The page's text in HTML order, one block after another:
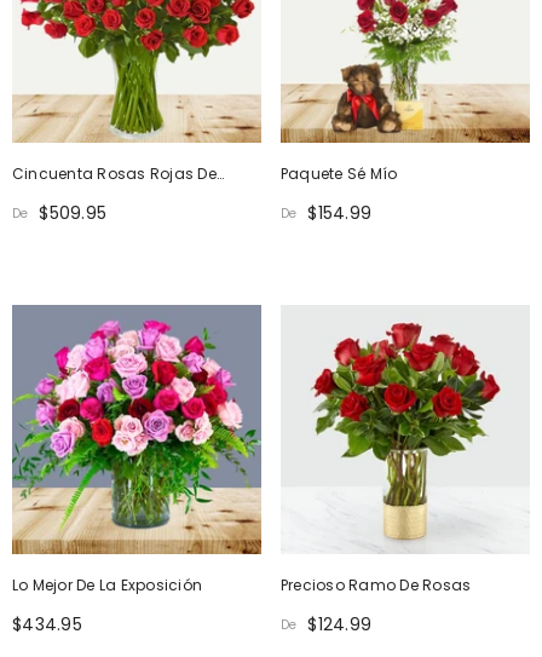
Cincuenta Rosas Rojas De
Romance De Tallo Largo
De $509.95
Paquete Sé Mío
De $154.99
Lo Mejor De La Exposición
$434.95
Precioso Ramo De Rosas
De $124.99